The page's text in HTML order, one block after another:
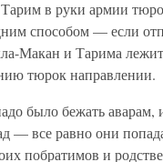
в руки армии
способом — если
Макан и Тарима
тюрок направлении.
было бежать
— все равно они
побратимов и